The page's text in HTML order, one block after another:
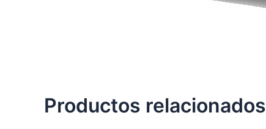
Productos relacionados